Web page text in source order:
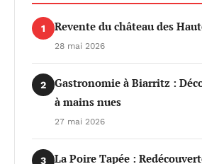
1 Revente du château des
28 mai 2026
2
Gastronomie à Biarritz :
à mains nues
27 mai 2026
3 La Poire Tapée :